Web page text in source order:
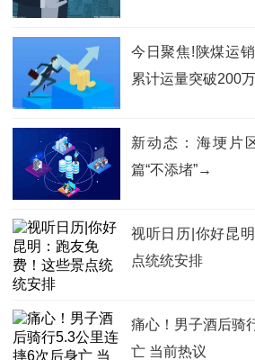
今日聚焦!陕煤运
累计运量突破200
新动态：海埂片
篇“不添堵”→
视听日历|你好昆
点统统安排
痛心！男子酒后骑
亡 当前热议